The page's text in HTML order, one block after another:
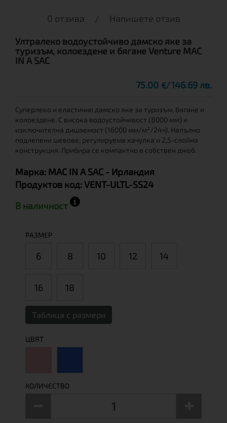
0 отзива / Напишете отзив
Ултралеко водоустойчиво дамско яке за
туризъм, колоездене и бягане Venture MAC
IN A SAC
75.00 € 146.69 лв.
Суперлеко и еластично дамско яке за туризъм, бягане и
колоездене. С висока водоустойчивост (8000 мм) и
изключителна дишаемост (16000 мм/м²/24ч). Напълно
подлепени шевове, регулируема качулка и 2,5-слойна
конструкция. Прибира се компактно в собствен джоб.
Марка: MAC IN A SAC - Ирландия
Продуктов код:VENT-ULTL-SS24
В наличност
РАЗМЕР
6 8 10 12 14
16 18
Таблица с размери
ЦВЯТ
КОЛИЧЕСТВО